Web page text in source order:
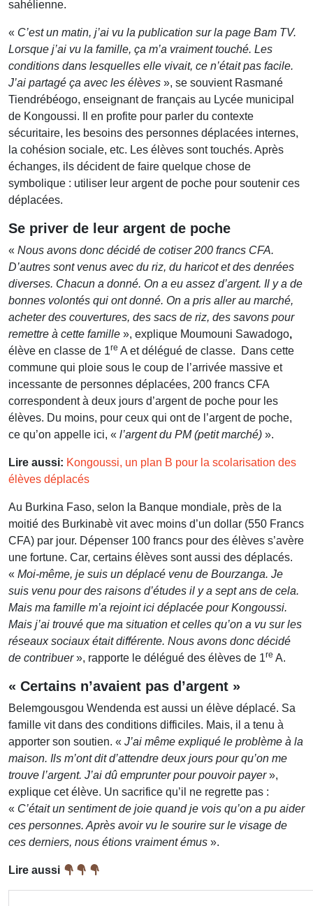
sahélienne.
« C’est un matin, j’ai vu la publication sur la page Bam TV.
Lorsque j’ai vu la famille, ça m’a vraiment touché. Les
conditions dans lesquelles elle vivait, ce n’était pas facile.
J’ai partagé ça avec les élèves », se souvient Rasmané
Tiendrébéogo, enseignant de français au Lycée municipal
de Kongoussi. Il en profite pour parler du contexte
sécuritaire, les besoins des personnes déplacées internes,
la cohésion sociale, etc. Les élèves sont touchés. Après
échanges, ils décident de faire quelque chose de
symbolique : utiliser leur argent de poche pour soutenir ces
déplacées.
Se priver de leur argent de poche
« Nous avons donc décidé de cotiser 200 francs CFA.
D’autres sont venus avec du riz, du haricot et des denrées
diverses. Chacun a donné. On a eu assez d’argent. Il y a de
bonnes volontés qui ont donné. On a pris aller au marché,
acheter des couvertures, des sacs de riz, des savons pour
remettre à cette famille », explique Moumouni Sawadogo,
élève en classe de 1re A et délégué de classe. Dans cette
commune qui ploie sous le coup de l’arrivée massive et
incessante de personnes déplacées, 200 francs CFA
correspondent à deux jours d’argent de poche pour les
élèves. Du moins, pour ceux qui ont de l’argent de poche,
ce qu’on appelle ici, « l’argent du PM (petit marché) ».
Lire aussi: Kongoussi, un plan B pour la scolarisation des
élèves déplacés
Au Burkina Faso, selon la Banque mondiale, près de la
moitié des Burkinabè vit avec moins d’un dollar (550 Francs
CFA) par jour. Dépenser 100 francs pour des élèves s’avère
une fortune. Car, certains élèves sont aussi des déplacés.
« Moi-même, je suis un déplacé venu de Bourzanga. Je
suis venu pour des raisons d’études il y a sept ans de cela.
Mais ma famille m’a rejoint ici déplacée pour Kongoussi.
Mais j’ai trouvé que ma situation et celles qu’on a vu sur les
réseaux sociaux était différente. Nous avons donc décidé
de contribuer», rapporte le délégué des élèves de 1re A.
« Certains n’avaient pas d’argent »
Belemgousgou Wendenda est aussi un élève déplacé. Sa
famille vit dans des conditions difficiles. Mais, il a tenu à
apporter son soutien. « J’ai même expliqué le problème à la
maison. Ils m’ont dit d’attendre deux jours pour qu’on me
trouve l’argent. J’ai dû emprunter pour pouvoir payer»,
explique cet élève. Un sacrifice qu’il ne regrette pas :
« C’était un sentiment de joie quand je vois qu’on a pu aider
ces personnes. Après avoir vu le sourire sur le visage de
ces derniers, nous étions vraiment émus ».
Lire aussi